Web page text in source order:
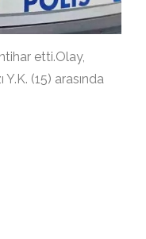
etti.Olay,
(15) arasında